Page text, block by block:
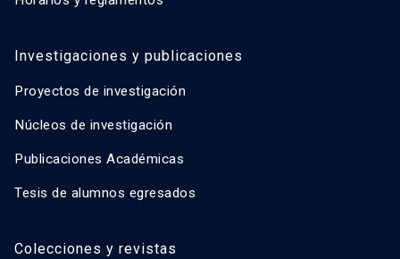
Investigaciones y publicaciones
Proyectos de investigación
Núcleos de investigación
Publicaciones Académicas
Tesis de alumnos egresados
Colecciones y revistas